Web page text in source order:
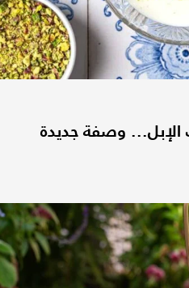
الإبل... وصفة جديدة